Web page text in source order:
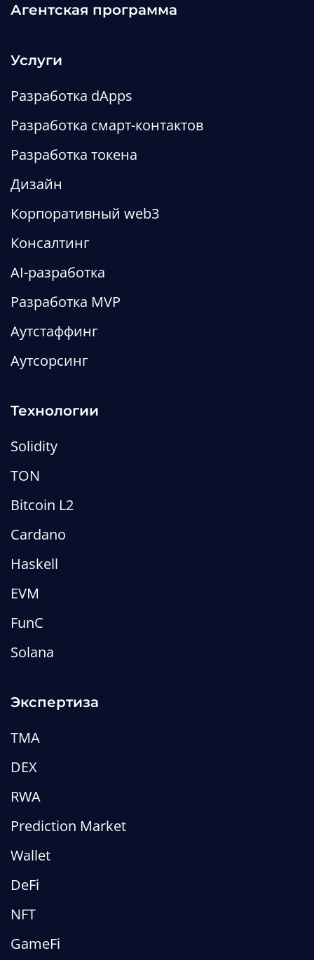
Разработка криптокошелька:
архитектуру выбрать и когда
проще без него
Статьи web3 defi
такое, зачем он нужен и как
устроен
Агентская программа
Услуги
Разработка dApps
Разработка смарт-контактов
Разработка токена
Дизайн
Корпоративный web3
Консалтинг
AI-разработка
Разработка MVP
Аутстаффинг
Аутсорсинг
Технологии
Solidity
TON
Bitcoin L2
Cardano
Haskell
EVM
FunC
Solana
Экспертиза
TMA
DEX
RWA
Prediction Market
Wallet
DeFi
NFT
GameFi